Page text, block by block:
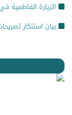
الزيارة الفاطمية
بيان استنكار